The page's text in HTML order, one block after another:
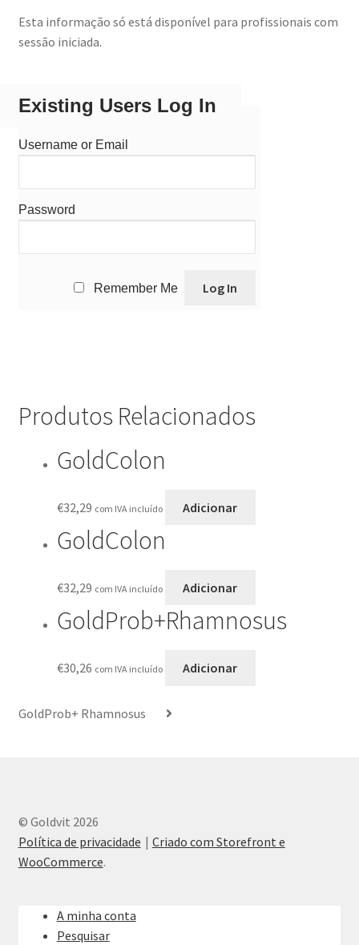
Esta informação só está disponível para profissionais com
sessão iniciada.
Existing Users Log In
Username or Email
Password
Remember Me
Produtos Relacionados
GoldColon
€32,29 com IVA incluído Adicionar
GoldColon
€32,29 com IVA incluído Adicionar
GoldProb+Rhamnosus
€30,26 com IVA incluído Adicionar
GoldProb+ Rhamnosus
© Goldvit 2026
Política de privacidade
Criado com Storefront e
WooCommerce.
A minha conta
Pesquisar